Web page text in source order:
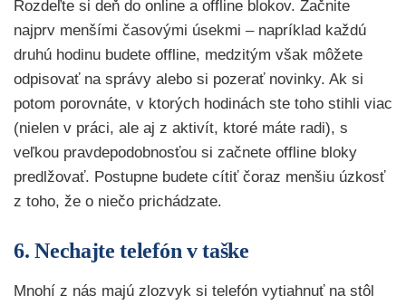
Rozdeľte si deň do online a offline blokov. Začnite
najprv menšími časovými úsekmi – napríklad každú
druhú hodinu budete offline, medzitým však môžete
odpisovať na správy alebo si pozerať novinky. Ak si
potom porovnáte, v ktorých hodinách ste toho stihli viac
(nielen v práci, ale aj z aktivít, ktoré máte radi), s
veľkou pravdepodobnosťou si začnete offline bloky
predlžovať. Postupne budete cítiť čoraz menšiu úzkosť
z toho, že o niečo prichádzate.
6. Nechajte telefón v taške
Mnohí z nás majú zlozvyk si telefón vytiahnuť na stôl